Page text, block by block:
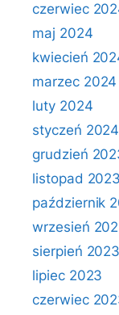
czerwiec
maj 2024
kwiecień
marzec 2024
luty 2024
styczeń 2024
grudzień
listopad 2023
październik
wrzesień
sierpień 2023
lipiec 2023
czerwiec